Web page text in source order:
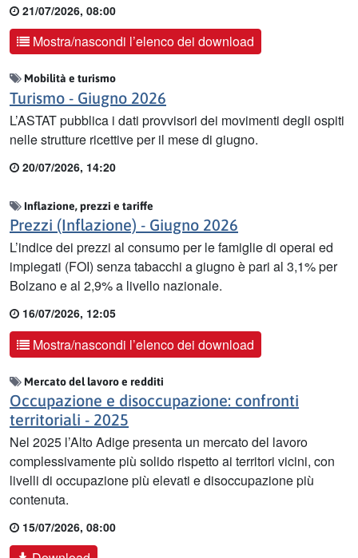
21/07/2026, 08:00
Mostra/nascondi l’elenco dei download
Mobilità e turismo
Turismo - Giugno 2026
L’ASTAT pubblica i dati provvisori dei movimenti degli ospiti
nelle strutture ricettive per il mese di giugno.
20/07/2026, 14:20
Inflazione, prezzi e tariffe
Prezzi (Inflazione) - Giugno 2026
L’indice dei prezzi al consumo per le famiglie di operai ed
impiegati (FOI) senza tabacchi a giugno è pari al 3,1% per
Bolzano e al 2,9% a livello nazionale.
16/07/2026, 12:05
Mostra/nascondi l’elenco dei download
Mercato del lavoro e redditi
Occupazione e disoccupazione: confronti
territoriali - 2025
Nel 2025 l’Alto Adige presenta un mercato del lavoro
complessivamente più solido rispetto ai territori vicini, con
livelli di occupazione più elevati e disoccupazione più
contenuta.
15/07/2026, 08:00